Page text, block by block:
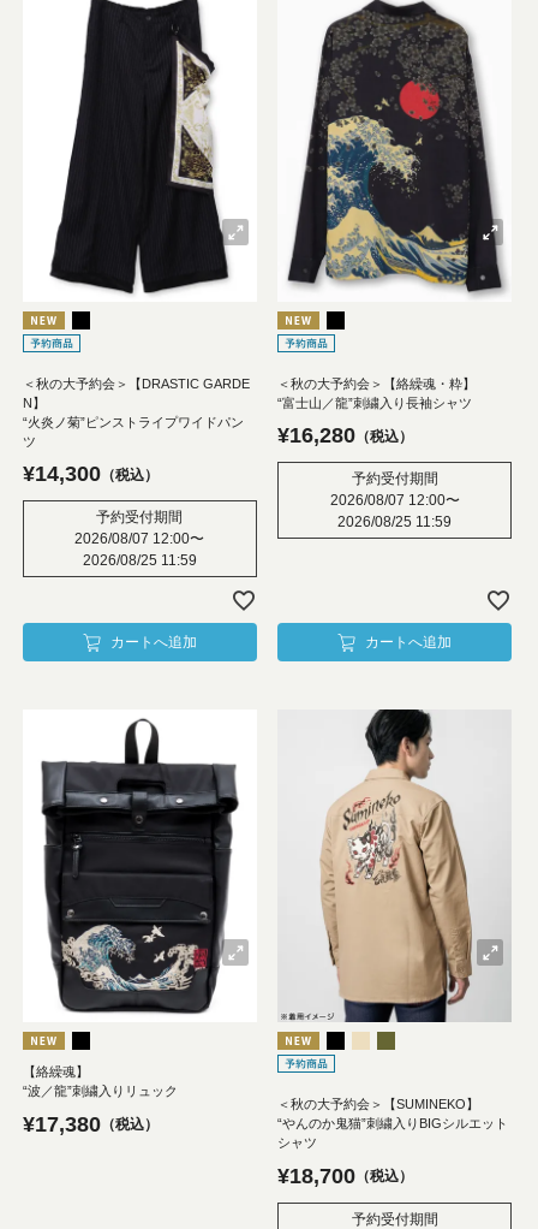
＜秋の大予約会＞【DRASTIC GARDE
N】
“火炎ノ菊”ピンストライプワイドパン
ツ
¥14,300 税込
予約受付期間
2026/08/07 12:00〜
2026/08/25 11:59
カートへ追加
＜秋の大予約会＞【絡繰魂・粋】
“富士山／龍”刺繍入り長袖シャツ
¥16,280 税込
予約受付期間
2026/08/07 12:00〜
2026/08/25 11:59
カートへ追加
【絡繰魂】
“波／龍”刺繍入りリュック
¥17,380 税込
＜秋の大予約会＞【SUMINEKO】
“やんのか鬼猫”刺繍入りBIGシルエット
シャツ
¥18,700 税込
予約受付期間